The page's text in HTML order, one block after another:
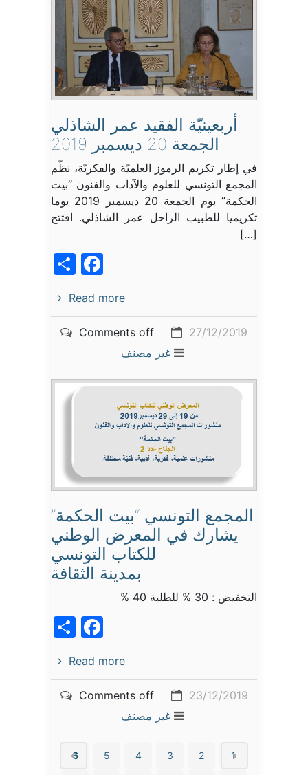
أربعينيّة الفقيد عمر الشاذلي
الجمعة 20 ديسمبر 2019
في إطار تكريم الرموز العلميّة والفكريّة، نظّم
المجمع التونسي للعلوم والآداب والفنون “بيت
الحكمة” يوم الجمعة 20 ديسمبر 2019 يوما
تكريميا للطبيب الراحل عمر الشاذلي. افتتح
[…]
Read more
27/12/2019
Comments off
غير مصنف
المجمع التونسي “بيت الحكمة”
يشارك في المعرض الوطني
للكتاب التونسي
بمدينة الثقافة
التخفيض : 30 % للطلبة 40 %
Read more
23/12/2019
Comments off
غير مصنف
1
2
3
4
5
6